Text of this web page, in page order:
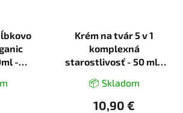
-
Krém na tvár 5 v 1
komplexná
starostlivosť - 50 ml -
📦 Skladom
10,90 €